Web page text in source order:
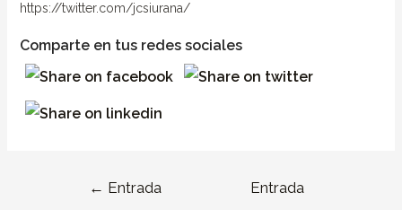
https://twitter.com/jcsiurana/
Comparte en tus redes sociales
← Entrada
Entrada